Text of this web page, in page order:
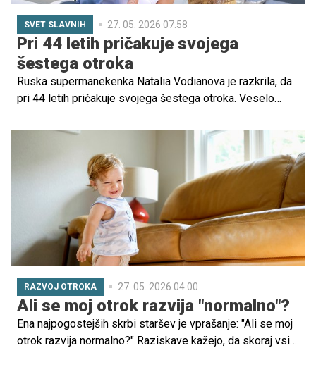
SVET SLAVNIH 27. 05. 2026 07.58
Pri 44 letih pričakuje svojega
šestega otroka
Ruska supermanekenka Natalia Vodianova je razkrila, da
pri 44 letih pričakuje svojega šestega otroka. Veselo
tudi pozirala z nosečniškim trebuščkom na naslovnici
RAZVOJ OTROKA 27. 05. 2026 04.00
Ali se moj otrok razvija "normalno"?
Ena najpogostejših skrbi staršev je vprašanje: "Ali se moj
otrok razvija normalno?" Raziskave kažejo, da skoraj vsi